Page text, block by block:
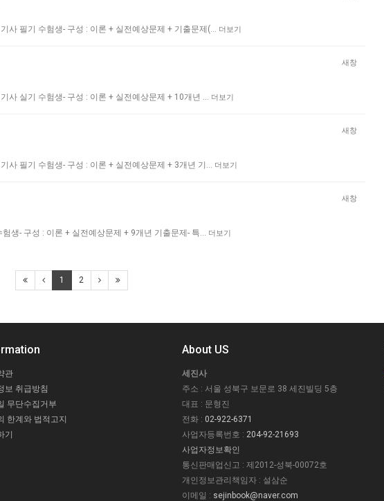
사 필기 수험생- 구성 : 이론 + 실전예상문제 + 기출문제(…
더보기
새창
사 실기 수험생- 구성 : 이론 + 실전예상문제 + 10개년 …
더보기
새창
사 필기 수험생- 구성 : 이론 + 실전예상문제 + 3개년 기…
더보기
새창
생- 구성 : 이론 + 실전예상문제 + 9개년 기출문제- 특…
더보기
1 2
관
보 취급방침
무단수집거부
한계와 법적고지
기
About US
세진사
주소 : 서울 성북구 보문로 38 세진빌딩 5층
대표 : 문형진
전화 : 02-922-6371
사업자등록번호 : 204-92-21693
사업자정보확인
통신판매업신고 : 제2012-성북-00072호
개인정보관리책임자 : 설삼순
이메일 : sejinbook@naver.com